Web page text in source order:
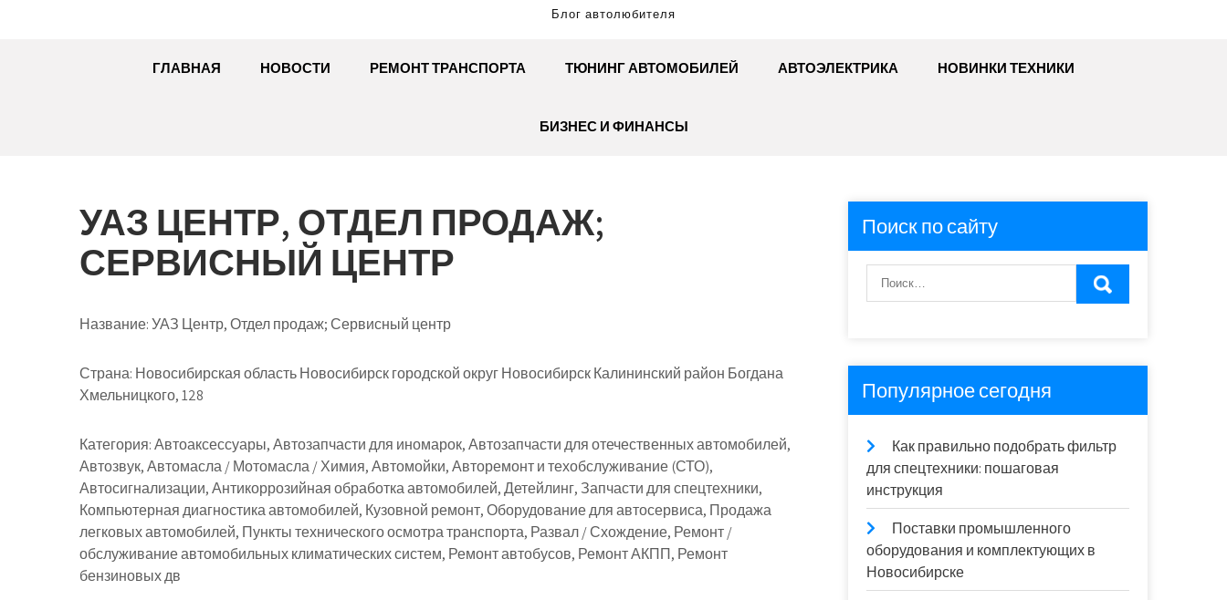
Блог автолюбителя
ГЛАВНАЯ НОВОСТИ РЕМОНТ ТРАНСПОРТА ТЮНИНГ АВТОМОБИЛЕЙ АВТОЭЛЕКТРИКА НОВИНКИ ТЕХНИКИ
БИЗНЕС И ФИНАНСЫ
УАЗ ЦЕНТР, ОТДЕЛ ПРОДАЖ;
СЕРВИСНЫЙ ЦЕНТР
Название:УАЗ Центр, Отдел продаж; Сервисный центр
Страна: Новосибирская область Новосибирск городской округ Новосибирск Калининский район Богдана
Хмельницкого, 128
Категория:Автоаксессуары, Автозапчасти для иномарок, Автозапчасти для отечественных автомобилей,
Автозвук, Автомасла / Мотомасла / Химия, Автомойки, Авторемонт и техобслуживание (СТО),
Автосигнализации, Антикоррозийная обработка автомобилей, Детейлинг, Запчасти для спецтехники,
Компьютерная диагностика автомобилей, Кузовной ремонт, Оборудование для автосервиса, Продажа
легковых автомобилей, Пункты технического осмотра транспорта, Развал / Схождение, Ремонт /
обслуживание автомобильных климатических систем, Ремонт автобусов, Ремонт АКПП, Ремонт
бензиновых дв
Поиск по сайту
Популярное сегодня
Как правильно подобрать фильтр
для спецтехники: пошаговая
инструкция
Поставки промышленного
оборудования и комплектующих в
Новосибирске